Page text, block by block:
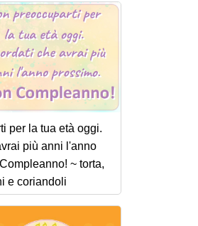
per la tua età oggi.
più anni l'anno
~ torta,
e coriandoli